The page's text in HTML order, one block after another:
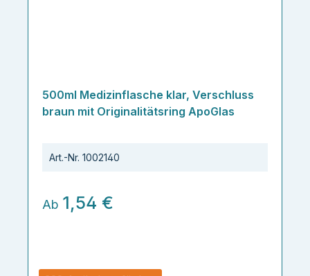
500ml Medizinflasche klar, Verschluss
braun mit Originalitätsring ApoGlas
Art.-Nr. 1002140
Ab 1,54 €